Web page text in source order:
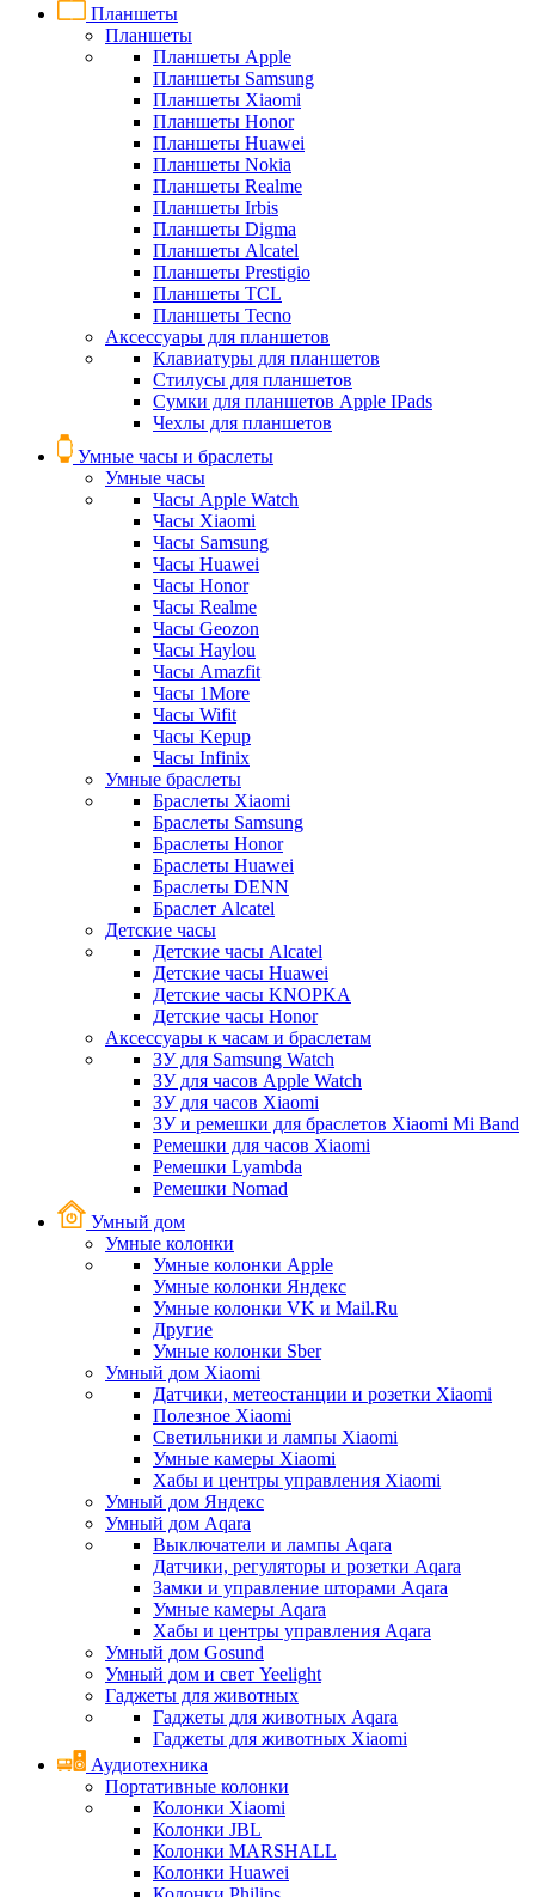
Планшеты
Планшеты
Планшеты Apple
Планшеты Samsung
Планшеты Xiaomi
Планшеты Honor
Планшеты Huawei
Планшеты Nokia
Планшеты Realme
Планшеты Irbis
Планшеты Digma
Планшеты Alcatel
Планшеты Prestigio
Планшеты TCL
Планшеты Tecno
Аксессуары для планшетов
Клавиатуры для планшетов
Стилусы для планшетов
Сумки для планшетов Apple IPads
Чехлы для планшетов
Умные часы и браслеты
Умные часы
Часы Apple Watch
Часы Xiaomi
Часы Samsung
Часы Huawei
Часы Honor
Часы Realme
Часы Geozon
Часы Haylou
Часы Amazfit
Часы 1More
Часы Wifit
Часы Kepup
Часы Infinix
Умные браслеты
Браслеты Xiaomi
Браслеты Samsung
Браслеты Honor
Браслеты Huawei
Браслеты DENN
Браслет Alcatel
Детские часы
Детские часы Alcatel
Детские часы Huawei
Детские часы KNOPKA
Детские часы Honor
Аксессуары к часам и браслетам
ЗУ для Samsung Watch
ЗУ для часов Apple Watch
ЗУ для часов Xiaomi
ЗУ и ремешки для браслетов Xiaomi Mi Band
Ремешки для часов Xiaomi
Ремешки Lyambda
Ремешки Nomad
Умный дом
Умные колонки
Умные колонки Apple
Умные колонки Яндекс
Умные колонки VK и Mail.Ru
Другие
Умные колонки Sber
Умный дом Xiaomi
Датчики, метеостанции и розетки Xiaomi
Полезное Xiaomi
Светильники и лампы Xiaomi
Умные камеры Xiaomi
Хабы и центры управления Xiaomi
Умный дом Яндекс
Умный дом Aqara
Выключатели и лампы Aqara
Датчики, регуляторы и розетки Aqara
Замки и управление шторами Aqara
Умные камеры Aqara
Хабы и центры управления Aqara
Умный дом Gosund
Умный дом и свет Yeelight
Гаджеты для животных
Гаджеты для животных Aqara
Гаджеты для животных Xiaomi
Аудиотехника
Портативные колонки
Колонки Xiaomi
Колонки JBL
Колонки MARSHALL
Колонки Huawei